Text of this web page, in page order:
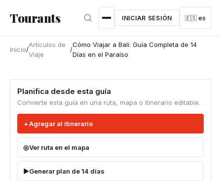
Tourants INICIAR SESIÓN 🇪🇸 es
Inicio/
Artículos de
Viaje
/
Cómo Viajar a Bali: Guía Completa de 14
Días en el Paraíso
Planifica desde esta guía
Convierte esta guía en una ruta, mapa o itinerario editable.
Agregar al itinerario
Ver ruta en el mapa
Generar plan de 14 días